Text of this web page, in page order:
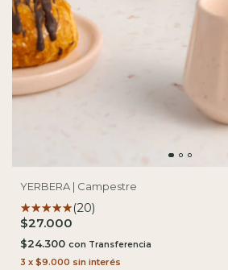
YERBERA | Campestre
(20)
$27.000
$24.300 con
3 x $9.000 sin interés